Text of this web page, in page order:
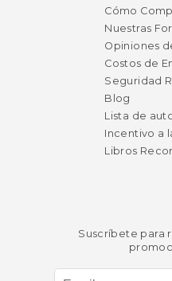
Cómo
Nuestras
Opiniones
Costos de
Seguridad
Blog
Lista de
Incentivo a
Libros
Suscríbete para